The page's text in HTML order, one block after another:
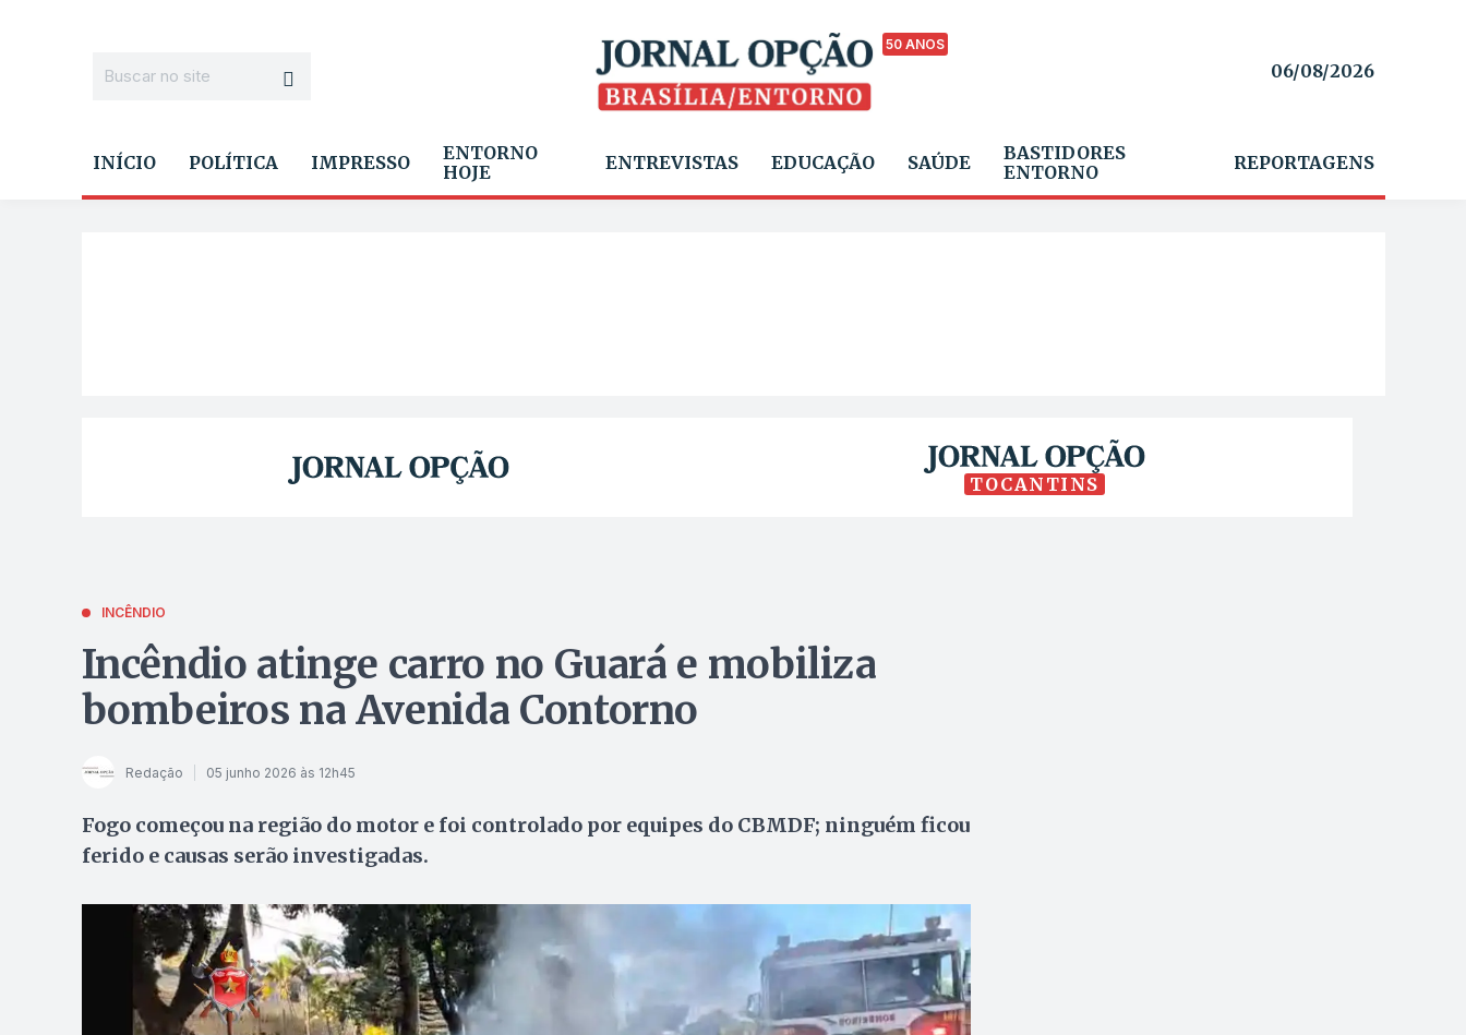
50 ANOS
06/08/2026
INÍCIO POLÍTICA IMPRESSO
ENTORNO
HOJE
ENTREVISTAS EDUCAÇÃO SAÚDE
BASTIDORES
ENTORNO
REPORTAGENS
TOCANTINS
INCÊNDIO
Incêndio atinge carro no Guará e mobiliza
bombeiros na Avenida Contorno
Redação 05 junho 2026 às 12h45
Fogo começou na região do motor e foi controlado por equipes do CBMDF; ninguém ficou
ferido e causas serão investigadas.